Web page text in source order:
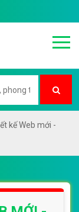
kế Web mới -